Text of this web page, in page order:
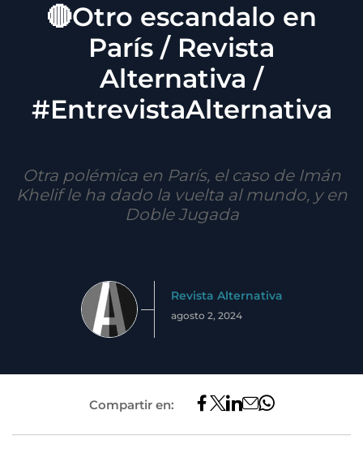
🔴Otro escandalo en
París / Revista
Alternativa /
#EntrevistaAlternativa
Otra polémica en París, el caso de Imán
Khelif le ha dado la vuelta al mundo, y en
Doble Jugada
Revista Alternativa
agosto 2, 2024
Compartir en: